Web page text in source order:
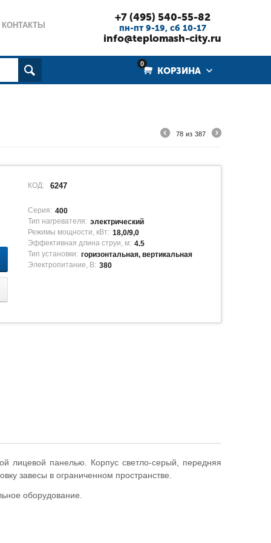
КОНТАКТЫ
+7 (495) 540-55-82
пн-пт 9-19, cб 10-17
info@teplomash-city.ru
0
КОРЗИНА
78 из 387
КОД: 6247
Серия: 400
Тип нагревателя: электрический
Режимы мощности, кВт: 18,0/9,0
Эффективная длина струи, м: 4.5
Тип установки: горизонтальная, вертикальная
Электропитание, В: 380
лицевой панелью. Корпус светло-серый, передняя
завесы в ограниченном пространстве.
оборудование.